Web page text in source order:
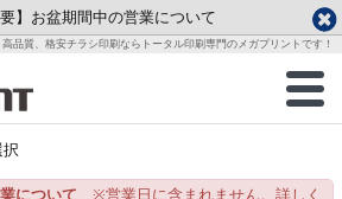
要】お盆期間中の営業について
品質、格安チラシ印刷ならトータル印刷専門のメガプリントです！
商品一覧
ご利用ガイド
ータ作成ガイド
テンプレート
金
土
7
8
について ※営業日に含まれません。詳しく